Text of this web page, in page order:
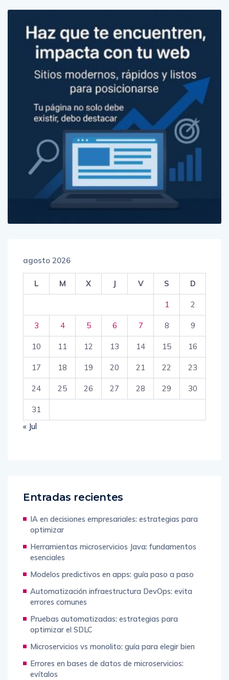
agosto 2026
L M X J V S D
1 2
3 4 5 6 7 8 9
10 11 12 13 14 15 16
17 18 19 20 21 22 23
24 25 26 27 28 29 30
31
« Jul
Entradas recientes
IA en decisiones empresariales: estrategias para
optimizar
Herramientas microservicios Java: fundamentos
esenciales
Modelos predictivos en apps: guía paso a paso
Automatización infraestructura DevOps: evita
errores comunes
Pruebas automatizadas: estrategias para
optimizar el SDLC
Microservicios vs monolito: guía para elegir bien
Errores en bases de datos de microservicios:
evítalos